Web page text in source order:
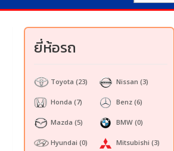
ยี่ห้อรถ
Toyota (23)
Honda (7)
Mazda (5)
Hyundai (0)
Nissan (3)
Benz (6)
BMW (0)
Mitsubishi (3)